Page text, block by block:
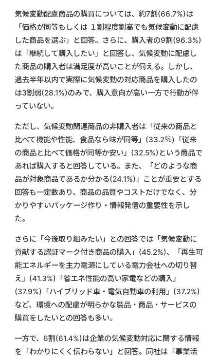
気候変動配慮商品の購買については、約7割(66.7%)は
「価格が同等もしくは １割程度割高でも気候変動に配慮
した商品を選ぶ」と回答。さらに、購入者の9割(96.3%)
は「継続して購入したい」と回答し、気候変動に配慮し
た商品の購入者は満足度が高いことが伺える。しかし、
過去半年以内で実際に気候変動の対応商品を購入したの
は3割弱(28.1%)のみで、購入意向が高い一方で行動が伴
っていない。
ただし、気候変動関連商品の非購入者は「従来の商品と
比べて機能や性能、食品なら味が同等」(33.2％)「従来
の商品と比べて価格が同等か安い」(32.5%)という商品で
あれば購入すると回答している。また、「どのような商
品が対象商品であるか分かる(24.1%)」ことが重要とする
回答も一定数あり、商品の品質やコストだけでなく、分
かりやすいパッケージ作り・情報発信の重要性を示し
た。
さらに「今後取り組みたい」との回答では「気候変動に
貢献する認証マーク付き商品の購入」(45.2%)、「再生可
能エネルギーを主力電源にしている電力会社への切り替
え」(41.3%)「省エネ性能の高い家電などの購入」
(37.9%)「ハイブリッド車・電気自動車の利用」(37.2%)
など、環境への配慮が明らかな製品・商品・サービスの
購買をしたいとの回答も多い。
一方で、6割(61.4%)は企業の気候変動対応に関する情報
を「わかりにくく伝わらない」と回答。同社は「事業活